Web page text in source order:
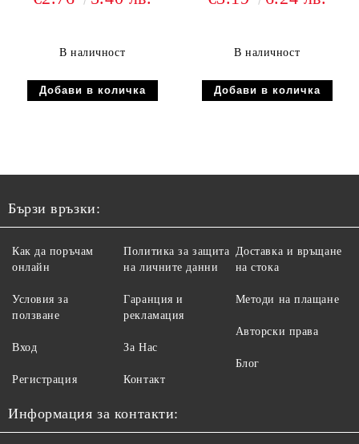
В наличност В наличност
Бързи връзки:
Как да поръчам
онлайн
Условия за
ползване
Вход
Регистрация
Политика за защита
на личните данни
Гаранция и
рекламация
За Нас
Контакт
Доставка и връщане
на стока
Методи на плащане
Авторски права
Блог
Информация за контакти: